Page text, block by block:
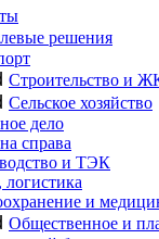
решения
Строительство и
Сельское хозяйство
дело
справа
и ТЭК
логистика
и
Общественное и